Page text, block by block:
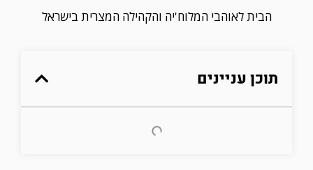
הבית לאוהבי המלוח'יה והקהילה המצרית בישראל
תוכן עניינים